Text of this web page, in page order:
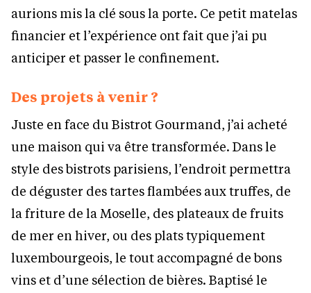
aurions mis la clé sous la porte. Ce petit matelas
financier et l’expérience ont fait que j’ai pu
anticiper et passer le confinement.
Des projets à venir ?
Juste en face du Bistrot Gourmand, j’ai acheté
une maison qui va être transformée. Dans le
style des bistrots parisiens, l’endroit permettra
de déguster des tartes flambées aux truffes, de
la friture de la Moselle, des plateaux de fruits
de mer en hiver, ou des plats typiquement
luxembourgeois, le tout accompagné de bons
vins et d’une sélection de bières. Baptisé le